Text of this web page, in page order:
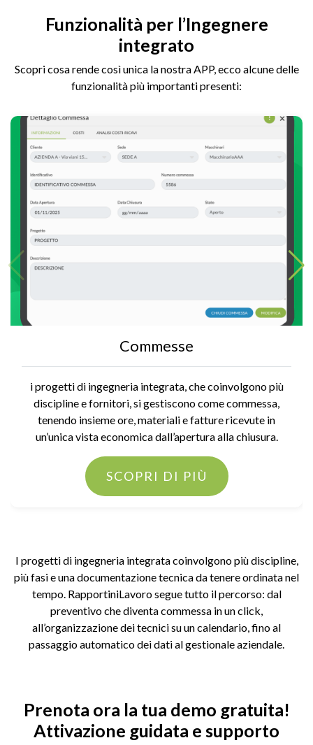
Funzionalità per l’Ingegnere
integrato
Scopri cosa rende così unica la nostra APP, ecco alcune delle
funzionalità più importanti presenti:
Commesse
i progetti di ingegneria integrata, che coinvolgono più
discipline e fornitori, si gestiscono come commessa,
tenendo insieme ore, materiali e fatture ricevute in
un’unica vista economica dall’apertura alla chiusura.
SCOPRI DI PIÙ
I progetti di ingegneria integrata coinvolgono più discipline,
più fasi e una documentazione tecnica da tenere ordinata nel
tempo. RapportiniLavoro segue tutto il percorso: dal
preventivo che diventa commessa in un click,
all’organizzazione dei tecnici su un calendario, fino al
passaggio automatico dei dati al gestionale aziendale.
Prenota ora la tua demo gratuita!
Attivazione guidata e supporto